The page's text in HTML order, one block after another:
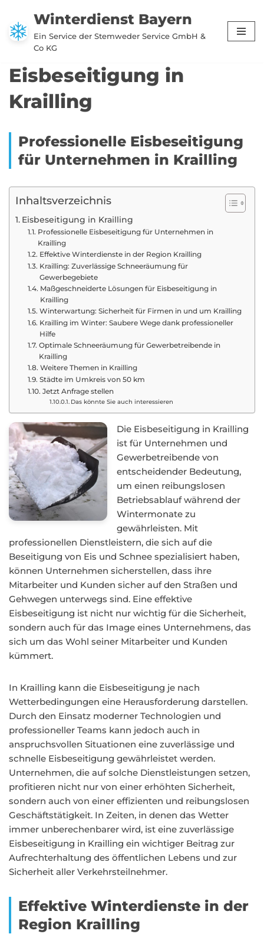
Zum
Inhalt
Winterdienst Bayern
Ein Service der Stemweder Service GmbH &
Co KG
Eisbeseitigung in
Krailling
Professionelle Eisbeseitigung
für Unternehmen in Krailling
Inhaltsverzeichnis
Eisbeseitigung in Krailling
Professionelle Eisbeseitigung für Unternehmen in
Krailling
Effektive Winterdienste in der Region Krailling
Krailling: Zuverlässige Schneeräumung für
Gewerbegebiete
Maßgeschneiderte Lösungen für Eisbeseitigung in
Krailling
Winterwartung: Sicherheit für Firmen in und um Krailling
Krailling im Winter: Saubere Wege dank professioneller
Hilfe
Optimale Schneeräumung für Gewerbetreibende in
Krailling
Weitere Themen in Krailling
Städte im Umkreis von 50 km
Jetzt Anfrage stellen
Das könnte Sie auch interessieren
Die Eisbeseitigung in Krailling
ist für Unternehmen und
Gewerbetreibende von
entscheidender Bedeutung,
um einen reibungslosen
Betriebsablauf während der
Wintermonate zu
gewährleisten. Mit
professionellen Dienstleistern, die sich auf die
Beseitigung von Eis und Schnee spezialisiert haben,
können Unternehmen sicherstellen, dass ihre
Mitarbeiter und Kunden sicher auf den Straßen und
Gehwegen unterwegs sind. Eine effektive
Eisbeseitigung ist nicht nur wichtig für die Sicherheit,
sondern auch für das Image eines Unternehmens, das
sich um das Wohl seiner Mitarbeiter und Kunden
kümmert.
In Krailling kann die Eisbeseitigung je nach
Wetterbedingungen eine Herausforderung darstellen.
Durch den Einsatz moderner Technologien und
professioneller Teams kann jedoch auch in
anspruchsvollen Situationen eine zuverlässige und
schnelle Eisbeseitigung gewährleistet werden.
Unternehmen, die auf solche Dienstleistungen setzen,
profitieren nicht nur von einer erhöhten Sicherheit,
sondern auch von einer effizienten und reibungslosen
Geschäftstätigkeit. In Zeiten, in denen das Wetter
immer unberechenbarer wird, ist eine zuverlässige
Eisbeseitigung in Krailling ein wichtiger Beitrag zur
Aufrechterhaltung des öffentlichen Lebens und zur
Sicherheit aller Verkehrsteilnehmer.
Effektive Winterdienste in der
Region Krailling